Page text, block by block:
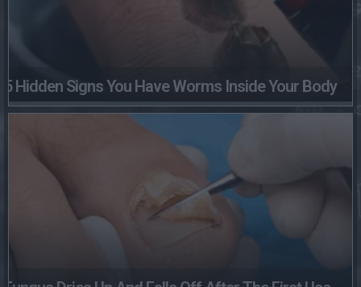
5 Hidden Signs You Have Worms Inside Your Body